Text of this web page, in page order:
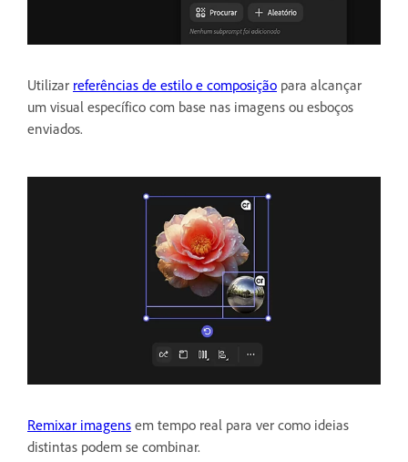
Utilizar referências de estilo e composição para alcançar
um visual específico com base nas imagens ou esboços
enviados.
Remixar imagens em tempo real para ver como ideias
distintas podem se combinar.